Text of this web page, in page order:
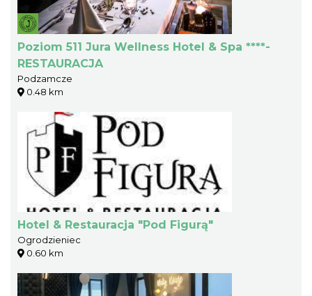
Poziom 511 Jura Wellness Hotel & Spa ****-
RESTAURACJA
Podzamcze
0.48 km
Hotel & Restauracja "Pod Figurą"
Ogrodzieniec
0.60 km